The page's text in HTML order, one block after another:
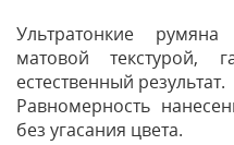
Ультратонкие
матовой текстурой,
естественный результат.
Равномерность
без угасания цвета.